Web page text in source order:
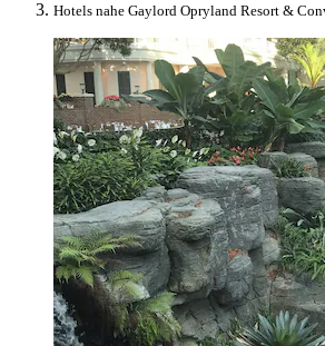
Hotels nahe Gaylord Opryland Resort &